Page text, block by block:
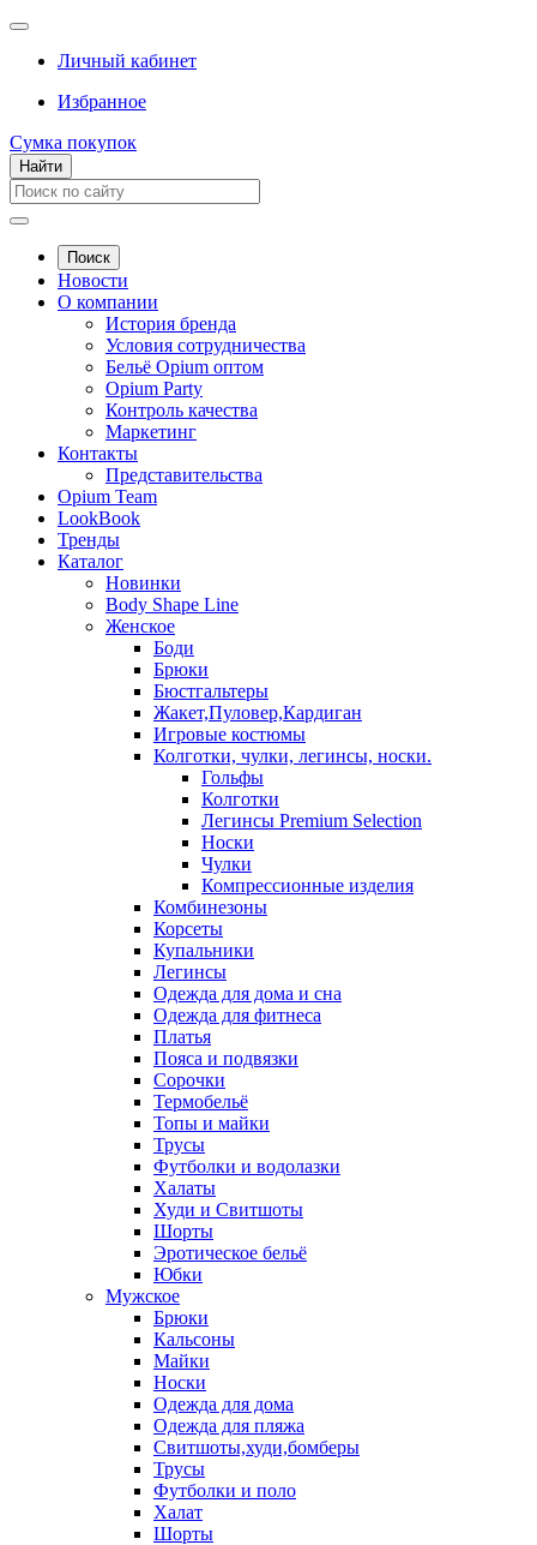
Личный кабинет
Избранное
Сумка покупок
Найти
Поиск
Новости
О компании
История бренда
Условия сотрудничества
Бельё Opium оптом
Opium Party
Контроль качества
Маркетинг
Контакты
Представительства
Opium Team
LookBook
Тренды
Каталог
Новинки
Body Shape Line
Женское
Боди
Брюки
Бюстгальтеры
Жакет,Пуловер,Кардиган
Игровые костюмы
Колготки, чулки, легинсы, носки.
Гольфы
Колготки
Легинсы Premium Selection
Носки
Чулки
Компрессионные изделия
Комбинезоны
Корсеты
Купальники
Легинсы
Одежда для дома и сна
Одежда для фитнеса
Платья
Пояса и подвязки
Сорочки
Термобельё
Топы и майки
Трусы
Футболки и водолазки
Халаты
Худи и Свитшоты
Шорты
Эротическое бельё
Юбки
Мужское
Брюки
Кальсоны
Майки
Носки
Одежда для дома
Одежда для пляжа
Свитшоты,худи,бомберы
Трусы
Футболки и поло
Халат
Шорты